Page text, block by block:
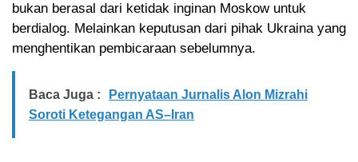
bukan berasal dari ketidak inginan Moskow untuk
berdialog. Melainkan keputusan dari pihak Ukraina yang
menghentikan pembicaraan sebelumnya.
Baca Juga :
Pernyataan Jurnalis Alon Mizrahi
Soroti Ketegangan AS–Iran